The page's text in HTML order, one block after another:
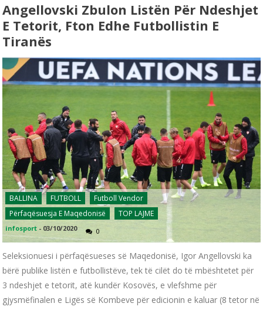
Angellovski Zbulon Listën Për Ndeshjet
E Tetorit, Fton Edhe Futbollistin E
Tiranës
BALLINA FUTBOLL
Futboll Vendor
Përfaqësuesja E Maqedonisë
TOP LAJME
infosport - 03/10/2020 0
Seleksionuesi i përfaqësueses së Maqedonisë, Igor Angellovski ka
bërë publike listën e futbollistëve, tek të cilët do të mbështetet për
3 ndeshjet e tetorit, atë kundër Kosovës, e vlefshme për
gjysmëfinalen e Ligës së Kombeve për edicionin e kaluar (8 tetor në